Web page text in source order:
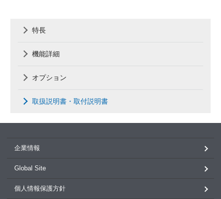
特長
機能詳細
オプション
取扱説明書・取付説明書
企業情報
Global Site
個人情報保護方針